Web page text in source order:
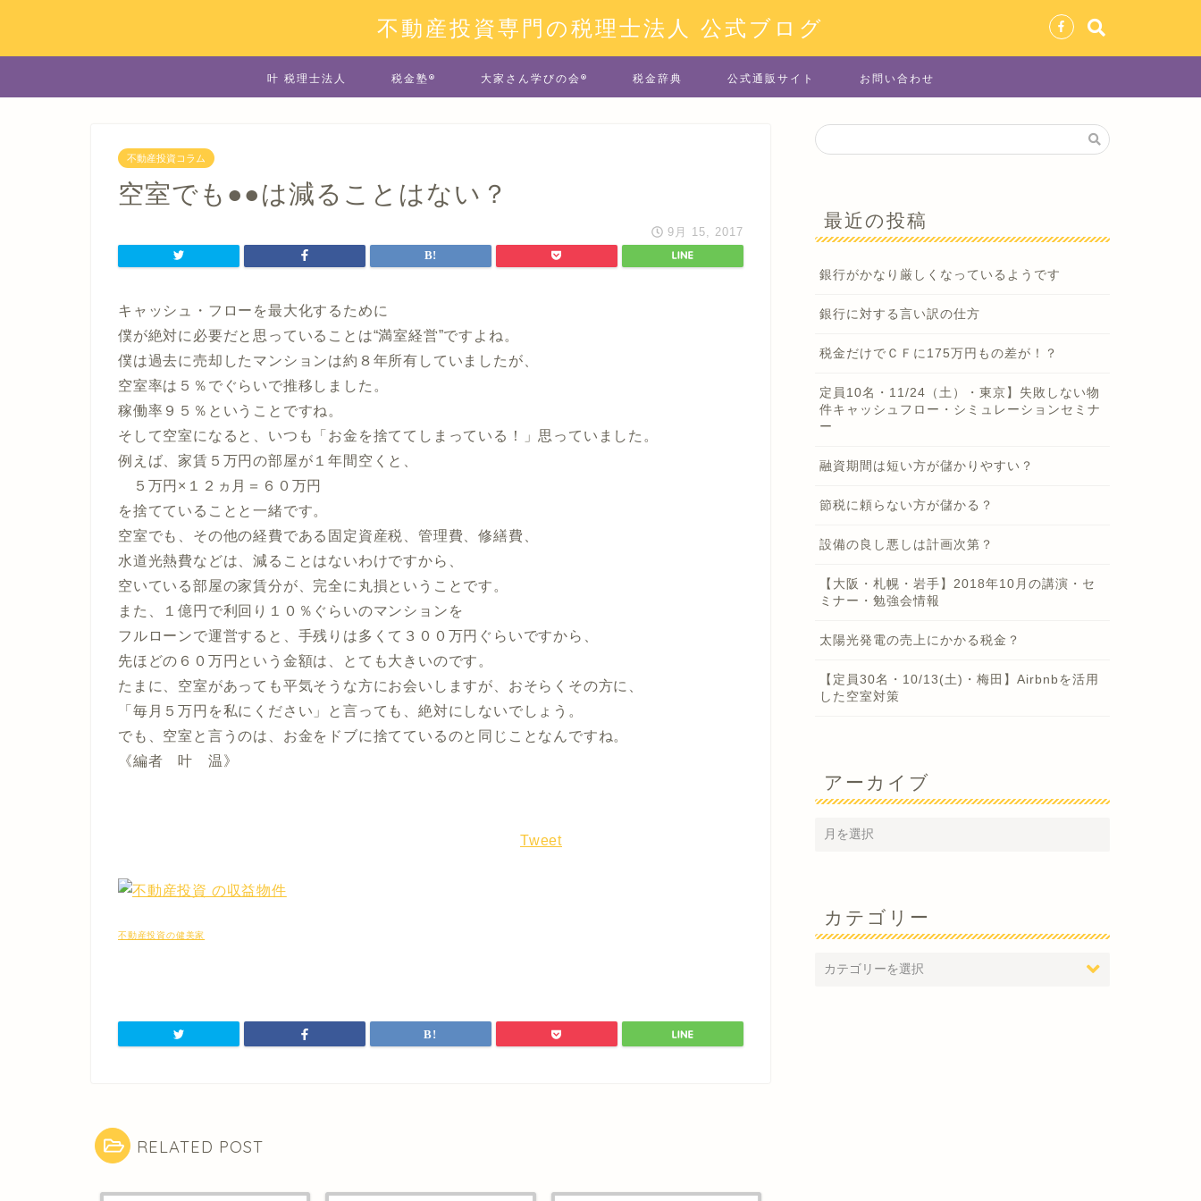
不動産投資専門の税理士法人 公式ブログ
叶 税理士法人 税金塾® 大家さん学びの会® 税金辞典 公式通販サイト お問い合わせ
不動産投資コラム
空室でも●●は減ることはない？
9月 15, 2017
キャッシュ・フローを最大化するために
僕が絶対に必要だと思っていることは“満室経営”ですよね。
僕は過去に売却したマンションは約８年所有していましたが、
空室率は５％でぐらいで推移しました。
稼働率９５％ということですね。
そして空室になると、いつも「お金を捨ててしまっている！」思っていました。
例えば、家賃５万円の部屋が１年間空くと、
５万円×１２ヵ月＝６０万円
を捨てていることと一緒です。
空室でも、その他の経費である固定資産税、管理費、修繕費、
水道光熱費などは、減ることはないわけですから、
空いている部屋の家賃分が、完全に丸損ということです。
また、１億円で利回り１０％ぐらいのマンションを
フルローンで運営すると、手残りは多くて３００万円ぐらいですから、
先ほどの６０万円という金額は、とても大きいのです。
たまに、空室があっても平気そうな方にお会いしますが、おそらくその方に、
「毎月５万円を私にください」と言っても、絶対にしないでしょう。
でも、空室と言うのは、お金をドブに捨てているのと同じことなんですね。
《編者 叶 温》
Tweet
不動産投資の健美家
RELATED POST
最近の投稿
銀行がかなり厳しくなっているようです
銀行に対する言い訳の仕方
税金だけでＣＦに175万円もの差が！？
定員10名・11/24（土）・東京】失敗しない物
件キャッシュフロー・シミュレーションセミナ
ー
融資期間は短い方が儲かりやすい？
節税に頼らない方が儲かる？
設備の良し悪しは計画次第？
【大阪・札幌・岩手】2018年10月の講演・セ
ミナー・勉強会情報
太陽光発電の売上にかかる税金？
【定員30名・10/13(土)・梅田】Airbnbを活用
した空室対策
アーカイブ
カテゴリー